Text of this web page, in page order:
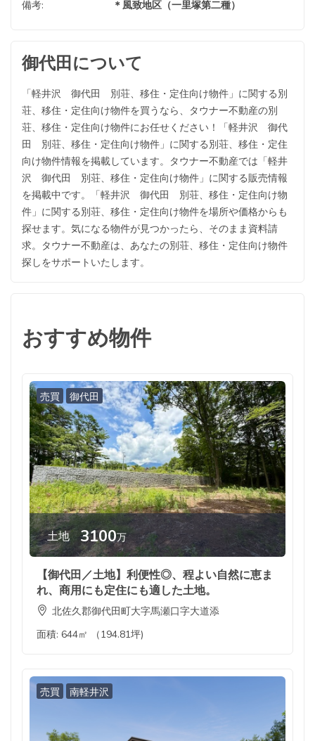
備考:
＊風致地区（一里塚第二種）
御代田について
「軽井沢 御代田 別荘、移住・定住向け物件」に関する別
荘、移住・定住向け物件を買うなら、タウナー不動産の別
荘、移住・定住向け物件にお任せください！「軽井沢 御代
田 別荘、移住・定住向け物件」に関する別荘、移住・定住
向け物件情報を掲載しています。タウナー不動産では「軽井
沢 御代田 別荘、移住・定住向け物件」に関する販売情報
を掲載中です。「軽井沢 御代田 別荘、移住・定住向け物
件」に関する別荘、移住・定住向け物件を場所や価格からも
探せます。気になる物件が見つかったら、そのまま資料請
求。タウナー不動産は、あなたの別荘、移住・定住向け物件
探しをサポートいたします。
おすすめ物件
売買 御代田
土地 3100万
【御代田／土地】利便性◎、程よい自然に恵ま
れ、商用にも定住にも適した土地。
北佐久郡御代田町大字馬瀬口字大道添
面積: 644㎡ （194.81坪)
売買 南軽井沢